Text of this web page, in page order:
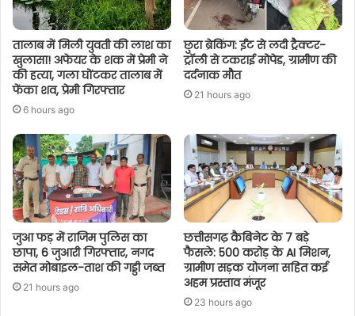
तालाब में मिली युवती की लाश का
खुलासा! अफेयर के शक में प्रेमी ने
की हत्या, गला घोंटकर तालाब में
फेंका शव, प्रेमी गिरफ्तार
6 hours ago
छुरा ब्रेकिंग: ईंट से लदी ट्रैक्टर-
ट्रॉली से टकराई मोपेड, ग्रामीण की
दर्दनाक मौत
21 hours ago
जुआ फड़ में राजिम पुलिस का
छापा, 6 जुआरी गिरफ्तार, नगद
समेत मोबाइल-ताश की गड्डी जब्त
21 hours ago
छत्तीसगढ़ कैबिनेट के 7 बड़े
फैसले: 500 करोड़ के AI मिशन,
ग्रामीण सड़क योजना सहित कई
अहम प्रस्ताव मंजूर
23 hours ago